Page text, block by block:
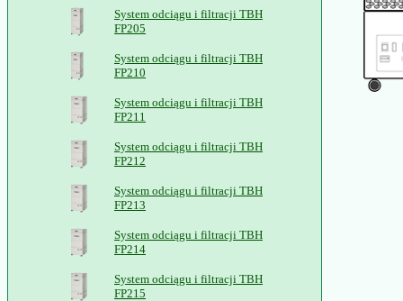
System odciągu i filtracji TBH
FP205
System odciągu i filtracji TBH
FP210
System odciągu i filtracji TBH
FP211
System odciągu i filtracji TBH
FP212
System odciągu i filtracji TBH
FP213
System odciągu i filtracji TBH
FP214
System odciągu i filtracji TBH
FP215